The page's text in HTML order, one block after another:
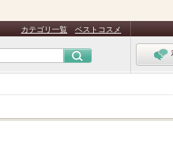
カテゴリ一覧 ベストコスメ